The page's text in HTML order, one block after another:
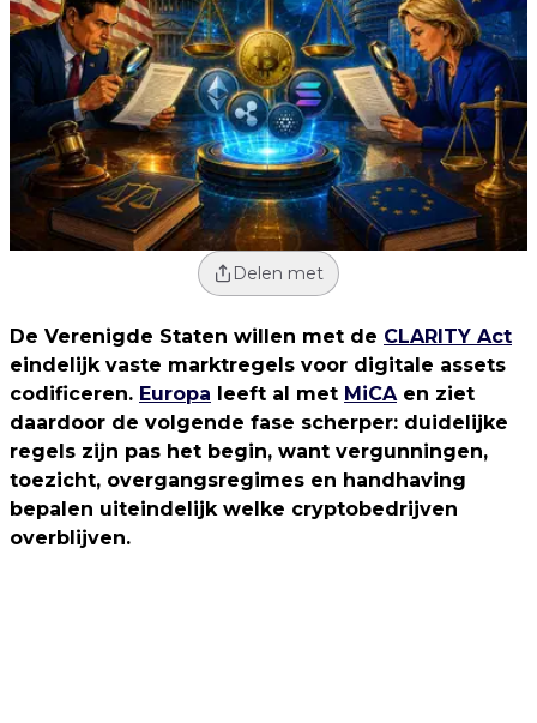
Delen met
De Verenigde Staten willen met de CLARITY Act
eindelijk vaste marktregels voor digitale assets
codificeren. Europa leeft al met MiCAen ziet
daardoor de volgende fase scherper: duidelijke
regels zijn pas het begin, want vergunningen,
toezicht, overgangsregimes en handhaving
bepalen uiteindelijk welke cryptobedrijven
overblijven.